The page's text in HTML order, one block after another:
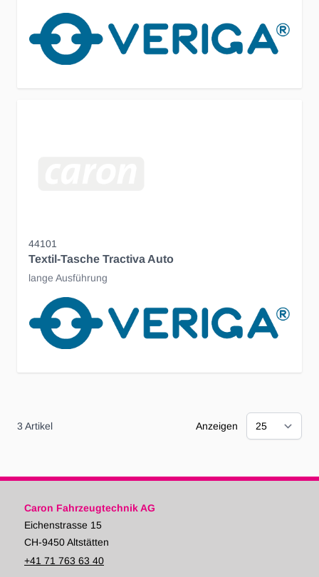
44101
Textil-Tasche Tractiva Auto
lange Ausführung
3Artikel Anzeigen
Caron Fahrzeugtechnik AG
Eichenstrasse 15
CH-9450 Altstätten
+41 71 763 63 40